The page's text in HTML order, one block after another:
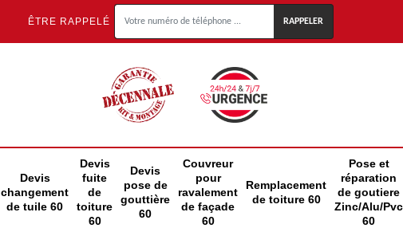
ÊTRE RAPPELÉ
Devis
changement
de tuile 60
Devis
fuite
de
toiture
60
Devis
pose de
gouttière
60
Couvreur
pour
ravalement
de façade
60
Remplacement
de toiture 60
Pose et
réparation
de goutiere
Zinc/Alu/Pvc
60